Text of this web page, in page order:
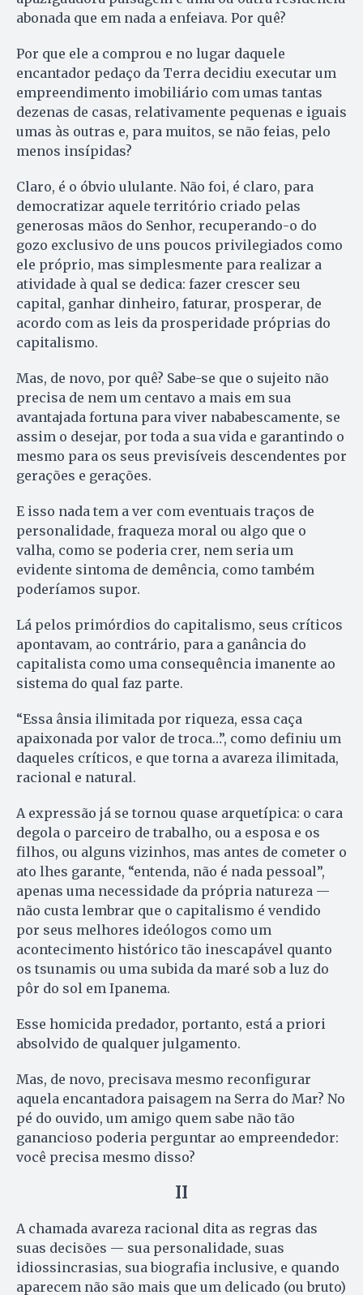
abonada que em nada a enfeiava. Por quê?
Por que ele a comprou e no lugar daquele
encantador pedaço da Terra decidiu executar um
empreendimento imobiliário com umas tantas
dezenas de casas, relativamente pequenas e iguais
umas às outras e, para muitos, se não feias, pelo
menos insípidas?
Claro, é o óbvio ululante. Não foi, é claro, para
democratizar aquele território criado pelas
generosas mãos do Senhor, recuperando-o do
gozo exclusivo de uns poucos privilegiados como
ele próprio, mas simplesmente para realizar a
atividade à qual se dedica: fazer crescer seu
capital, ganhar dinheiro, faturar, prosperar, de
acordo com as leis da prosperidade próprias do
capitalismo.
Mas, de novo, por quê? Sabe-se que o sujeito não
precisa de nem um centavo a mais em sua
avantajada fortuna para viver nababescamente, se
assim o desejar, por toda a sua vida e garantindo o
mesmo para os seus previsíveis descendentes por
gerações e gerações.
E isso nada tem a ver com eventuais traços de
personalidade, fraqueza moral ou algo que o
valha, como se poderia crer, nem seria um
evidente sintoma de demência, como também
poderíamos supor.
Lá pelos primórdios do capitalismo, seus críticos
apontavam, ao contrário, para a ganância do
capitalista como uma consequência imanente ao
sistema do qual faz parte.
“Essa ânsia ilimitada por riqueza, essa caça
apaixonada por valor de troca…”, como definiu um
daqueles críticos, e que torna a avareza ilimitada,
racional e natural.
A expressão já se tornou quase arquetípica: o cara
degola o parceiro de trabalho, ou a esposa e os
filhos, ou alguns vizinhos, mas antes de cometer o
ato lhes garante, “entenda, não é nada pessoal”,
apenas uma necessidade da própria natureza —
não custa lembrar que o capitalismo é vendido
por seus melhores ideólogos como um
acontecimento histórico tão inescapável quanto
os tsunamis ou uma subida da maré sob a luz do
pôr do sol em Ipanema.
Esse homicida predador, portanto, está a priori
absolvido de qualquer julgamento.
Mas, de novo, precisava mesmo reconfigurar
aquela encantadora paisagem na Serra do Mar? No
pé do ouvido, um amigo quem sabe não tão
ganancioso poderia perguntar ao empreendedor:
você precisa mesmo disso?
II
A chamada avareza racional dita as regras das
suas decisões — sua personalidade, suas
idiossincrasias, sua biografia inclusive, e quando
aparecem não são mais que um delicado (ou bruto)